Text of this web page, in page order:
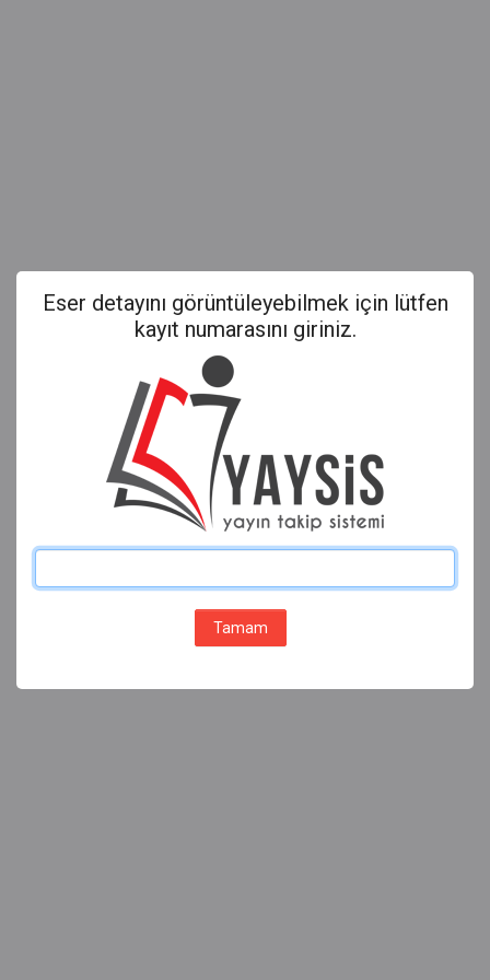
Eser detayını görüntüleyebilmek için lütfen
kayıt numarasını giriniz.
Tamam